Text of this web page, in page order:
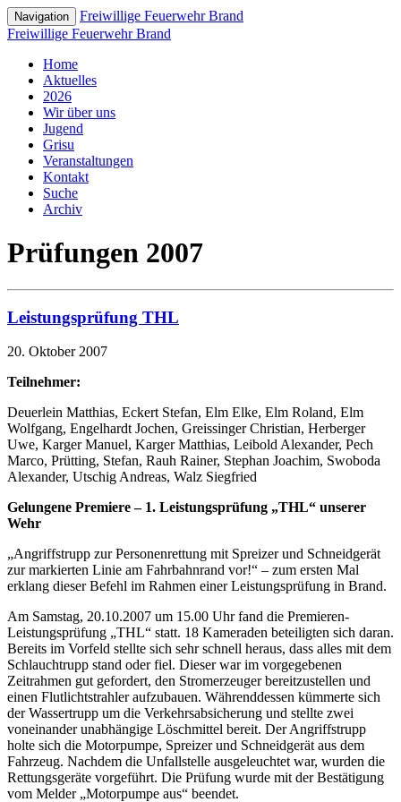
Navigation
Freiwillige Feuerwehr Brand
Freiwillige Feuerwehr Brand
Home
Aktuelles
2026
Wir über uns
Jugend
Grisu
Veranstaltungen
Kontakt
Suche
Archiv
Prüfungen 2007
Leistungsprüfung THL
20. Oktober 2007
Teilnehmer:
Deuerlein Matthias, Eckert Stefan, Elm Elke, Elm Roland, Elm
Wolfgang, Engelhardt Jochen, Greissinger Christian, Herberger
Uwe, Karger Manuel, Karger Matthias, Leibold Alexander, Pech
Marco, Prütting, Stefan, Rauh Rainer, Stephan Joachim, Swoboda
Alexander, Utschig Andreas, Walz Siegfried
Gelungene Premiere – 1. Leistungsprüfung „THL“ unserer
Wehr
„Angriffstrupp zur Personenrettung mit Spreizer und Schneidgerät
zur markierten Linie am Fahrbahnrand vor!“ – zum ersten Mal
erklang dieser Befehl im Rahmen einer Leistungsprüfung in Brand.
Am Samstag, 20.10.2007 um 15.00 Uhr fand die Premieren-
Leistungsprüfung „THL“ statt. 18 Kameraden beteiligten sich daran.
Bereits im Vorfeld stellte sich sehr schnell heraus, dass alles mit dem
Schlauchtrupp stand oder fiel. Dieser war im vorgegebenen
Zeitrahmen gut gefordert, den Stromerzeuger bereitzustellen und
einen Flutlichtstrahler aufzubauen. Währenddessen kümmerte sich
der Wassertrupp um die Verkehrsabsicherung und stellte zwei
voneinander unabhängige Löschmittel bereit. Der Angriffstrupp
holte sich die Motorpumpe, Spreizer und Schneidgerät aus dem
Fahrzeug. Nachdem die Unfallstelle ausgeleuchtet war, wurden die
Rettungsgeräte vorgeführt. Die Prüfung wurde mit der Bestätigung
vom Melder „Motorpumpe aus“ beendet.